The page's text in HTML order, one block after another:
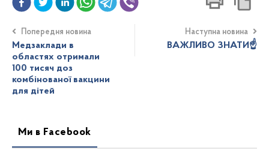
Попередня новина
Медзаклади в
областях отримали
100 тисяч доз
комбінованої вакцини
для дітей
Наступна новина
ВАЖЛИВО ЗНАТИ☝️
Ми в Facebook